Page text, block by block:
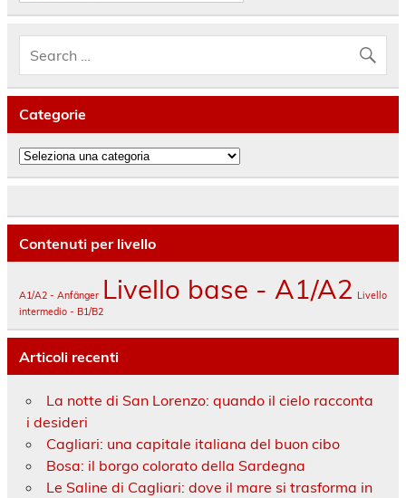
Categorie
Categorie
Contenuti per livello
A1/A2 - Anfänger Livello base - A1/A2 Livello
intermedio - B1/B2
Articoli recenti
La notte di San Lorenzo: quando il cielo racconta
i desideri
Cagliari: una capitale italiana del buon cibo
Bosa: il borgo colorato della Sardegna
Le Saline di Cagliari: dove il mare si trasforma in